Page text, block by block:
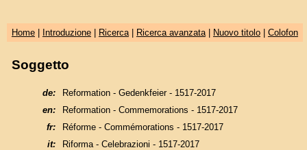
Home| Introduzione| Ricerca| Ricerca avanzata| Nuovo titolo| Colofon
Soggetto
de:
Reformation - Gedenkfeier - 1517-2017
en:
Reformation - Commemorations - 1517-2017
fr:
Réforme - Commémorations - 1517-2017
it:
Riforma - Celebrazioni - 1517-2017